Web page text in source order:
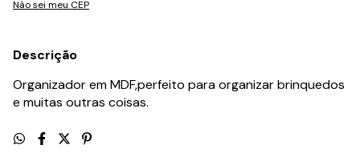
Não sei meu CEP
Descrição
Organizador em MDF,perfeito para organizar brinquedos
e muitas outras coisas.